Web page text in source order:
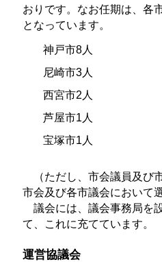
おりです。なお任期は、各
となっています。
神戸市8人
尼崎市3人
西宮市2人
芦屋市1人
宝塚市1人
（ただし、市会議員及び
市会及び各市議会において
議会には、議会事務局を
て、これに充てています。
運営協議会